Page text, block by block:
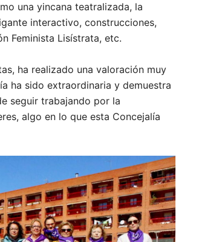
una yincana teatralizada, la
interactivo, construcciones,
Feminista Lisístrata, etc.
ha realizado una valoración muy
ha sido extraordinaria y demuestra
seguir trabajando por la
algo en lo que esta Concejalía